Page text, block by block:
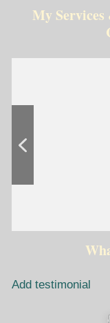
My
Interview -
Add testimonial